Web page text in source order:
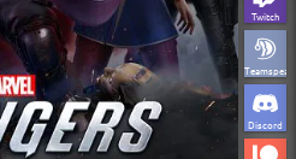
Twitch
Teamspeak
Discord